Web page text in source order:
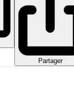
Partager